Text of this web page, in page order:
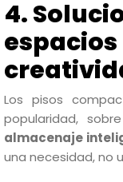
4.
Los pisos
popularidad,
almacenaje
una necesidad, no